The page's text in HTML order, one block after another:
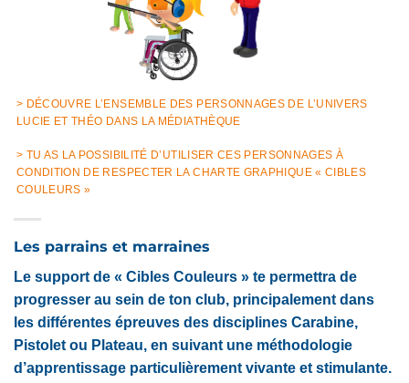
> DÉCOUVRE L’ENSEMBLE DES PERSONNAGES DE L’UNIVERS
LUCIE ET THÉO DANS LA MÉDIATHÈQUE
> TU AS LA POSSIBILITÉ D’UTILISER CES PERSONNAGES À
CONDITION DE RESPECTER LA CHARTE GRAPHIQUE « CIBLES
COULEURS »
Les parrains et marraines
Le support de « Cibles Couleurs » te permettra de
progresser au sein de ton club, principalement dans
les différentes épreuves des disciplines Carabine,
Pistolet ou Plateau, en suivant une méthodologie
d’apprentissage particulièrement vivante et stimulante.